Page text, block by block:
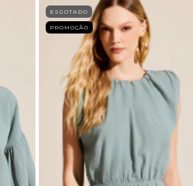
ESGOTADO
PROMOÇÃO